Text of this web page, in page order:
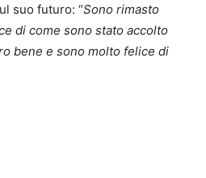
suo futuro: “Sono rimasto
di come sono stato accolto
bene e sono molto felice di